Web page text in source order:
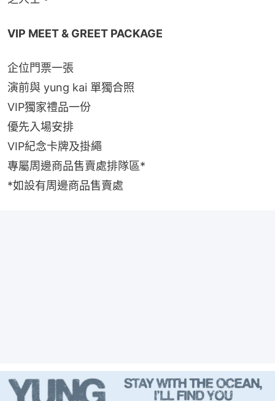
VIP MEET & GREET PACKAGE
企位門票一張
演前與 yung kai 單獨合照
VIP獨家禮品一份
優先入場安排
VIP紀念卡牌及掛繩
專屬周邊商品售賣處排隊區*
*如設有周邊商品售賣處